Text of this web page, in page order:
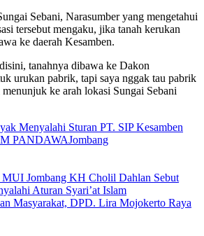
Sebani, Narasumber yang mengetahui
tersebut mengaku, jika tanah kerukan
ke daerah Kesamben.
tanahnya dibawa ke Dakon
urukan pabrik, tapi saya nggak tau pabrik
menunjuk ke arah lokasi Sungai Sebani
Menyalahi Sturan PT. SIP Kesamben
PANDAWAJombang
MUI Jombang KH Cholil Dahlan Sebut
Aturan Syari’at Islam
Masyarakat, DPD. Lira Mojokerto Raya